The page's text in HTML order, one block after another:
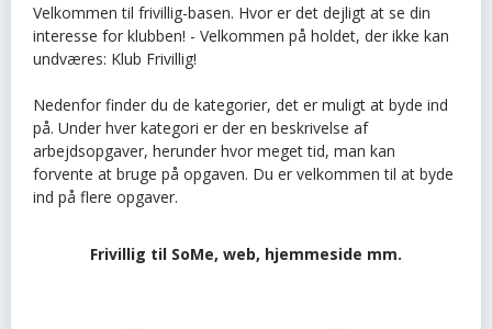
Velkommen til frivillig-basen. Hvor er det dejligt at se din
interesse for klubben! - Velkommen på holdet, der ikke kan
undværes: Klub Frivillig!
Nedenfor finder du de kategorier, det er muligt at byde ind
på. Under hver kategori er der en beskrivelse af
arbejdsopgaver, herunder hvor meget tid, man kan
forvente at bruge på opgaven. Du er velkommen til at byde
ind på flere opgaver.
Frivillig til SoMe, web, hjemmeside mm.